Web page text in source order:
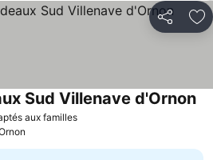
Partager
aux familles
Sud Villenave d'Ornon